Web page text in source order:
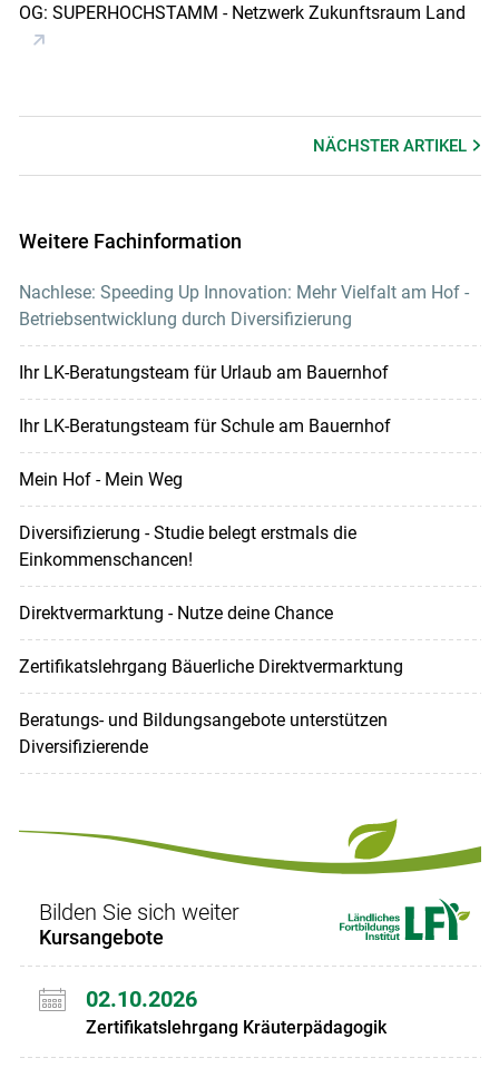
OG: SUPERHOCHSTAMM - Netzwerk Zukunftsraum Land
NÄCHSTERARTIKEL
Weitere Fachinformation
Nachlese: Speeding Up Innovation: Mehr Vielfalt am Hof -
Betriebsentwicklung durch Diversifizierung
Ihr LK-Beratungsteam für Urlaub am Bauernhof
Ihr LK-Beratungsteam für Schule am Bauernhof
Mein Hof - Mein Weg
Diversifizierung - Studie belegt erstmals die
Einkommenschancen!
Direktvermarktung - Nutze deine Chance
Zertifikatslehrgang Bäuerliche Direktvermarktung
Beratungs- und Bildungsangebote unterstützen
Diversifizierende
Bilden Sie sich weiter
Kursangebote
02.10.2026
Zertifikatslehrgang Kräuterpädagogik